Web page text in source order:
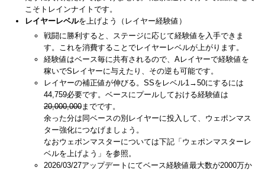
こそトレインナイトです。
レイヤーレベルを上げよう（レイヤー経験値）
戦闘に勝利すると、ステージに応じて経験値を入手できま
す。これを消費することでレイヤーレベルが上がります。
経験値はベース毎に共有されるので、Aレイヤーで経験値を
稼いでSレイヤーに与えたり、その逆も可能です。
レイヤーの補正値が伸びる。SSをレベル1→50にするには
44,759必要です。ベースにプールしておける経験値は
20,000,000までです。
余った分は同ベースの別レイヤーに投入して、ウェポンマス
ター強化につなげましょう。
なおウェポンマスターについては下記「ウェポンマスターレ
ベルを上げよう」を参照。
2026/03/27アップデートにてベース経験値最大数が2000万か